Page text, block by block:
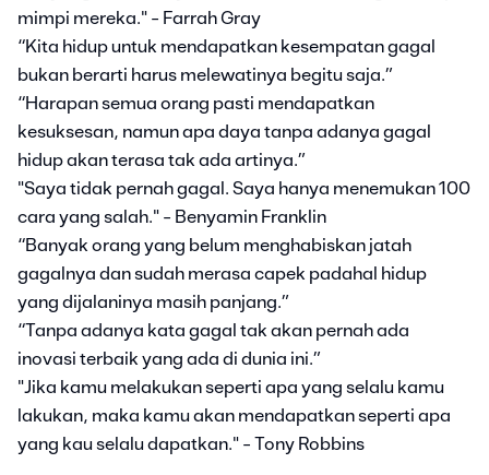
mimpi mereka." - Farrah Gray
“Kita hidup untuk mendapatkan kesempatan gagal
bukan berarti harus melewatinya begitu saja.”
“Harapan semua orang pasti mendapatkan
kesuksesan, namun apa daya tanpa adanya gagal
hidup akan terasa tak ada artinya.”
"Saya tidak pernah gagal. Saya hanya menemukan 100
cara yang salah." - Benyamin Franklin
“Banyak orang yang belum menghabiskan jatah
gagalnya dan sudah merasa capek padahal hidup
yang dijalaninya masih panjang.”
“Tanpa adanya kata gagal tak akan pernah ada
inovasi terbaik yang ada di dunia ini.”
"Jika kamu melakukan seperti apa yang selalu kamu
lakukan, maka kamu akan mendapatkan seperti apa
yang kau selalu dapatkan." - Tony Robbins